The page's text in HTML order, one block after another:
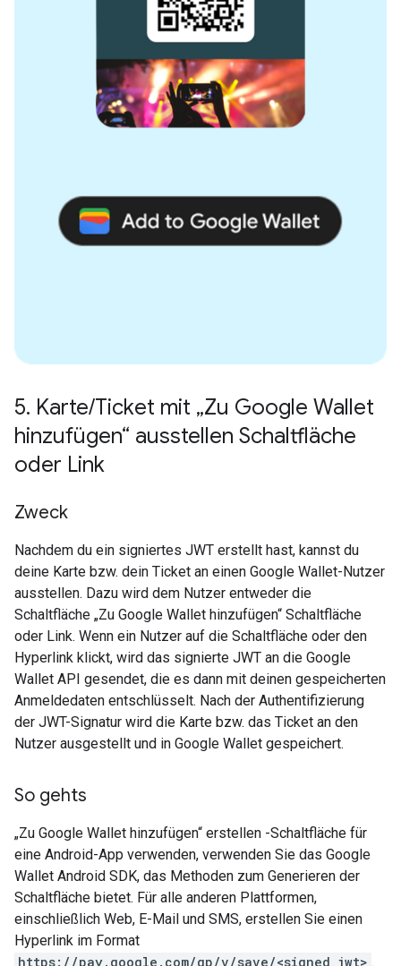
5. Karte/Ticket mit „Zu Google Wallet
hinzufügen“ ausstellen Schaltfläche
oder Link
Zweck
Nachdem du ein signiertes JWT erstellt hast, kannst du
deine Karte bzw. dein Ticket an einen Google Wallet-Nutzer
ausstellen. Dazu wird dem Nutzer entweder die
Schaltfläche „Zu Google Wallet hinzufügen“ Schaltfläche
oder Link. Wenn ein Nutzer auf die Schaltfläche oder den
Hyperlink klickt, wird das signierte JWT an die Google
Wallet API gesendet, die es dann mit deinen gespeicherten
Anmeldedaten entschlüsselt. Nach der Authentifizierung
der JWT-Signatur wird die Karte bzw. das Ticket an den
Nutzer ausgestellt und in Google Wallet gespeichert.
So gehts
„Zu Google Wallet hinzufügen“ erstellen -Schaltfläche für
eine Android-App verwenden, verwenden Sie das Google
Wallet Android SDK, das Methoden zum Generieren der
Schaltfläche bietet. Für alle anderen Plattformen,
einschließlich Web, E-Mail und SMS, erstellen Sie einen
Hyperlink im Format
https://pay.google.com/gp/v/save/<signed_jwt> .